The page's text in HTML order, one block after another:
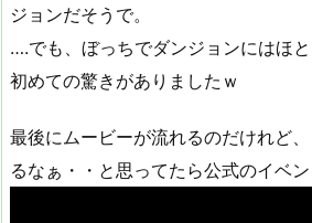
ジョンだそうで。
….でも、ぼっちでダンジョンにはほ
初めての驚きがありましたｗ
最後にムービーが流れるのだけれど
るなぁ・・と思ってたら公式のイベ